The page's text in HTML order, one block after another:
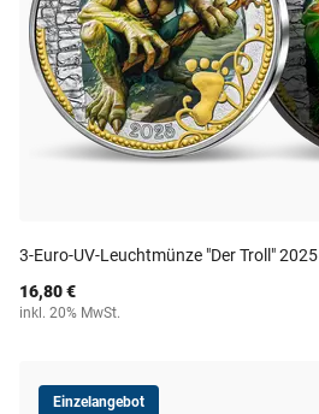
3-Euro-UV-Leuchtmünze "Der Troll" 2025
16,80 €
inkl. 20% MwSt.
Einzelangebot